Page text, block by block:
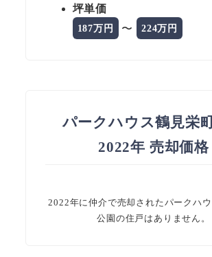
坪単価
187万円 〜 224万円
パークハウス鶴見栄
2022年 売却価格
2022年に仲介で売却されたパークハ
公園の住戸はありません。